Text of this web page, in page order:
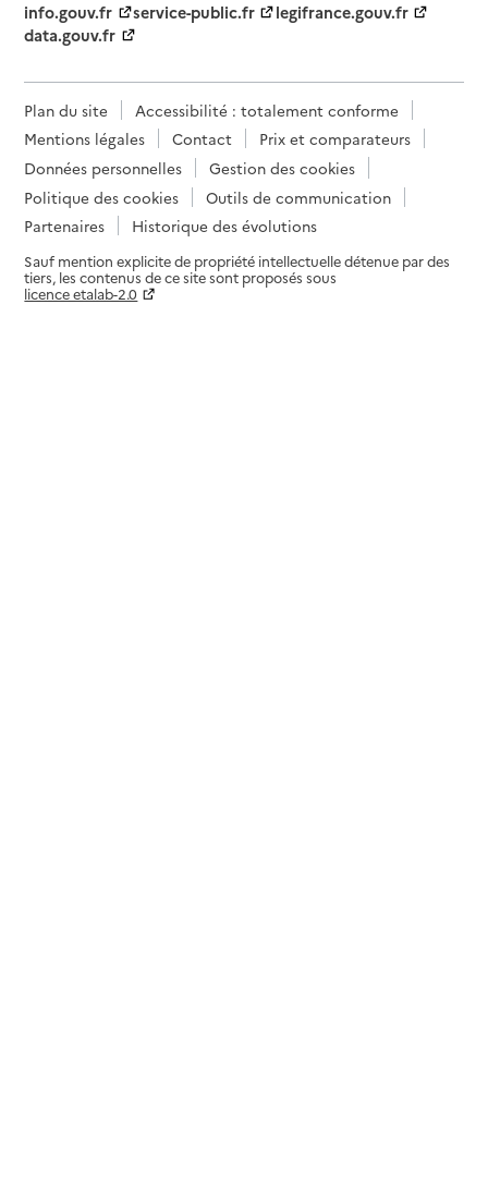
info.gouv.fr
service-public.fr
legifrance.gouv.fr
data.gouv.fr
Plan du site
Accessibilité : totalement conforme
Mentions légales
Contact
Prix et comparateurs
Données personnelles
Gestion des cookies
Politique des cookies
Outils de communication
Partenaires
Historique des évolutions
Sauf mention explicite de propriété intellectuelle détenue par des
tiers, les contenus de ce site sont proposés sous
licence etalab-2.0